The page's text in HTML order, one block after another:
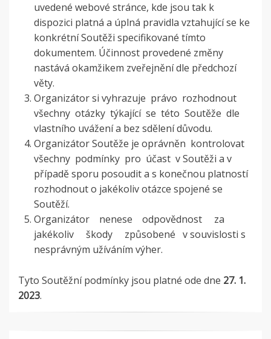
uvedené webové stránce, kde jsou tak k
dispozici platná a úplná pravidla vztahující se ke
konkrétní Soutěži specifikované tímto
dokumentem. Účinnost provedené změny
nastává okamžikem zveřejnění dle předchozí
věty.
Organizátor si vyhrazuje právo rozhodnout
všechny otázky týkající se této Soutěže dle
vlastního uvážení a bez sdělení důvodu.
Organizátor Soutěže je oprávněn kontrolovat
všechny podmínky pro účast v Soutěži a v
případě sporu posoudit a s konečnou platností
rozhodnout o jakékoliv otázce spojené se
Soutěží.
Organizátor nenese odpovědnost za
jakékoliv škody způsobené v souvislosti s
nesprávným užíváním výher.
Tyto Soutěžní podmínky jsou platné ode dne 27. 1.
2023.